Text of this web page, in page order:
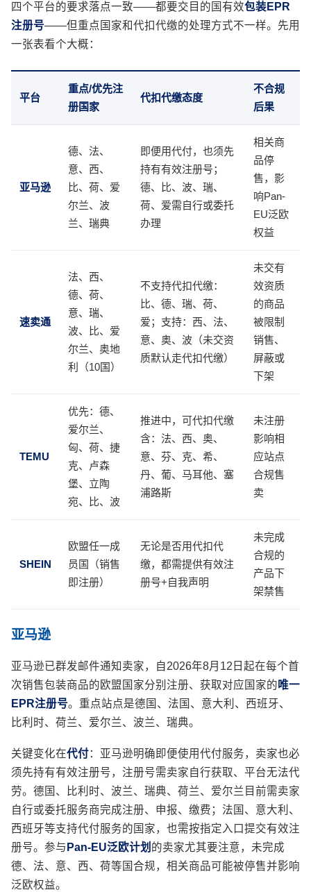
四个平台的要求落点一致——都要交目的国有效包装EPR
注册号——但重点国家和代扣代缴的处理方式不一样。先用
一张表看个大概：
平台
重点/优先注
册国家
代扣代缴态度
不合规
后果
亚马逊
德、法、
意、西、
比、荷、爱
尔兰、波
兰、瑞典
即便用代付，也须先
持有有效注册号；
德、比、波、瑞、
荷、爱需自行或委托
办理
相关商
品停
售，影
响Pan-
EU泛欧
权益
速卖通
法、西、
德、荷、
意、瑞、
波、比、爱
尔兰、奥地
利（10国）
不支持代扣代缴：
比、德、瑞、荷、
爱；支持：西、法、
意、奥、波（未交资
质默认走代扣代缴）
未交有
效资质
的商品
被限制
销售、
屏蔽或
下架
TEMU
优先：德、
爱尔兰、
匈、荷、捷
克、卢森
堡、立陶
宛、比、波
推进中，可代扣代缴
含：法、西、奥、
意、芬、克、希、
丹、葡、马耳他、塞
浦路斯
未注册
影响相
应站点
合规售
卖
SHEIN
欧盟任一成
员国（销售
即注册）
无论是否用代扣代
缴，都需提供有效注
册号+自我声明
未完成
合规的
产品下
架禁售
亚马逊
亚马逊已群发邮件通知卖家，自2026年8月12日起在每个首
次销售包装商品的欧盟国家分别注册、获取对应国家的唯一
EPR注册号。重点站点是德国、法国、意大利、西班牙、
比利时、荷兰、爱尔兰、波兰、瑞典。
关键变化在代付：亚马逊明确即便使用代付服务，卖家也必
须先持有有效注册号，注册号需卖家自行获取、平台无法代
劳。德国、比利时、波兰、瑞典、荷兰、爱尔兰目前需卖家
自行或委托服务商完成注册、申报、缴费；法国、意大利、
西班牙等支持代付服务的国家，也需按指定入口提交有效注
册号。参与 Pan-EU泛欧计划 的卖家尤其要注意，未完成
德、法、意、西、荷等国合规，相关商品可能被停售并影响
泛欧权益。